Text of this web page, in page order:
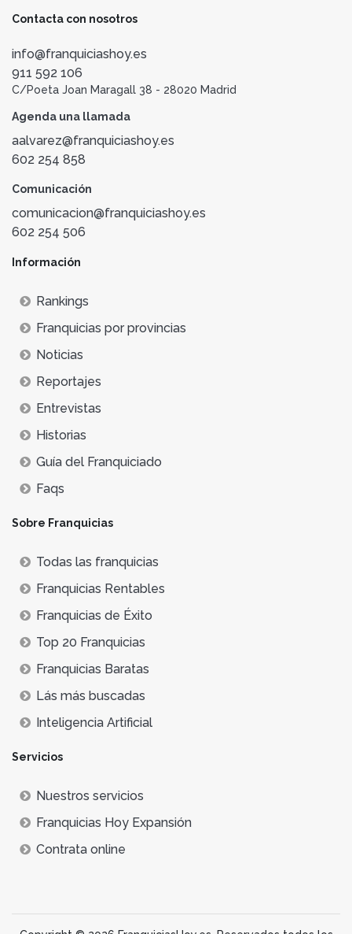
Contacta con nosotros
info@franquiciashoy.es
911 592 106
C/Poeta Joan Maragall 38 - 28020 Madrid
Agenda una llamada
aalvarez@franquiciashoy.es
602 254 858
Comunicación
comunicacion@franquiciashoy.es
602 254 506
Información
Rankings
Franquicias por provincias
Noticias
Reportajes
Entrevistas
Historias
Guía del Franquiciado
Faqs
Sobre Franquicias
Todas las franquicias
Franquicias Rentables
Franquicias de Éxito
Top 20 Franquicias
Franquicias Baratas
Lás más buscadas
Inteligencia Artificial
Servicios
Nuestros servicios
Franquicias Hoy Expansión
Contrata online